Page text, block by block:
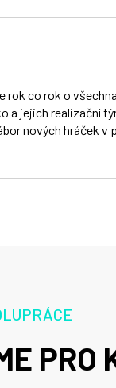
rok co rok o
a jejich realizační
nových hráček v